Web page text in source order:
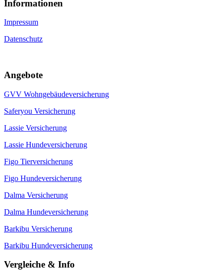
Informa­tionen
Impressum
Datenschutz
Angebote
GVV Wohngebäudeversicherung
Saferyou Versicherung
Lassie Versicherung
Lassie Hundeversicherung
Figo Tierversicherung
Figo Hundeversicherung
Dalma Versicherung
Dalma Hundeversicherung
Barkibu Versicherung
Barkibu Hundeversicherung
Vergleiche & Info